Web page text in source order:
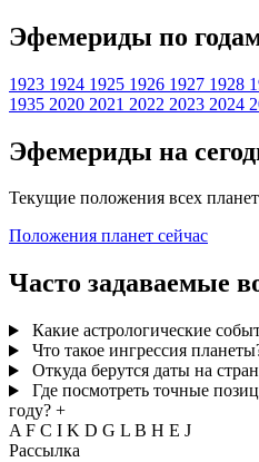
Эфемериды по
1923 1924 1925 1926 1927 1928
1935 2020 2021 2022 2023 2024
Эфемериды на
Текущие положения всех
Положения планет сейчас
Часто задаваемые
Какие астрологические
Что такое ингрессия
Откуда берутся даты на
Где посмотреть точные
году? +
A F C I K D G L B H E J
Рассылка